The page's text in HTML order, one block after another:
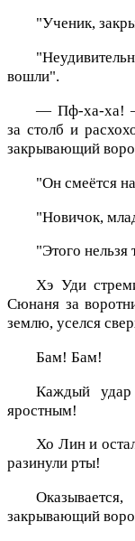
"Ученик,
вошли".
— Пф-ха-ха!
за столб и
закрывающий
"Он смеётся
"Новичок,
"Этого нельзя
Хэ Уди
Сюнаня за
землю, уселся
Бам! Бам!
Каждый
яростным!
Хо Лин и
разинули рты!
закрывающий